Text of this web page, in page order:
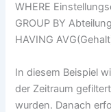
WHERE
GROUP BY Abteilung
HAVING
In diesem Beispiel
der Zeitraum
wurden. Danach